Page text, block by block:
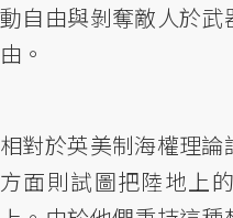
動自由與剝奪敵人於
由。
相對於英美制海權理
方面則試圖把陸地上